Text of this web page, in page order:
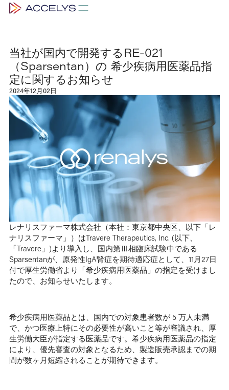
当社が国内で開発するRE-021
（Sparsentan）の 希少疾病用医薬品指
定に関するお知らせ
2024年12月02日
レナリスファーマ株式会社（本社：東京都中央区、以下「レ
ナリスファーマ」）はTravere Therapeutics, Inc. (以下、
「Travere」)より導入し、国内第Ⅲ相臨床試験中である
Sparsentanが、原発性IgA腎症を期待適応症として、11月27日
付で厚生労働省より「希少疾病用医薬品」の指定を受けまし
たので、お知らせいたします。
希少疾病用医薬品とは、国内での対象患者数が 5 万人未満
で、かつ医療上特にその必要性が高いこと等が審議され、厚
生労働大臣が指定する医薬品です。希少疾病用医薬品の指定
により、優先審査の対象となるため、製造販売承認までの期
間が数ヶ月短縮されることが期待できます。